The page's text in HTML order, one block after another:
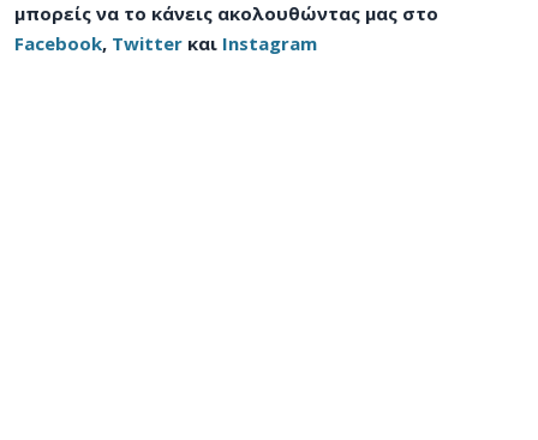
μπορείς να το κάνεις ακολουθώντας μας στο
Facebook, Twitter και Instagram